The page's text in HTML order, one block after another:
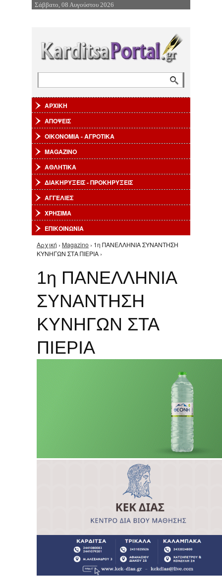
Επιστροφή στην Πλοήγηση
Σάββατο, 08 Αυγούστου 2026
ΑΡΧΙΚΗ
ΑΠΟΨΕΙΣ
ΟΙΚΟΝΟΜΙΑ - ΑΓΡΟΤΙΚΑ
MAGAZINO
ΑΘΛΗΤΙΚΑ
ΔΙΑΚΗΡΥΞΕΙΣ - ΠΡΟΚΗΡΥΞΕΙΣ
ΑΓΓΕΛΙΕΣ
ΧΡΗΣΙΜΑ
ΕΠΙΚΟΙΝΩΝΙΑ
Είστε εδώ
Αρχική › Magazino › 1η ΠΑΝΕΛΛΗΝΙΑ ΣΥΝΑΝΤΗΣΗ
ΚΥΝΗΓΩΝ ΣΤΑ ΠΙΕΡΙΑ ›
1η ΠΑΝΕΛΛΗΝΙΑ
ΣΥΝΑΝΤΗΣΗ
ΚΥΝΗΓΩΝ ΣΤΑ
ΠΙΕΡΙΑ